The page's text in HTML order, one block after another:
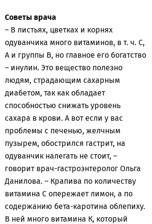
Советы врача
– В листьях, цветках и корнях
одуванчика много витаминов, в т. ч. С,
А и группы В, но главное его богатство
– инулин. Это вещество полезно
людям, страдающим сахарным
диабетом, так как обладает
способностью снижать уровень
сахара в крови. А вот если у вас
проблемы с печенью, желчным
пузырем, обострился гастрит, на
одуванчик налегать не стоит, –
говорит врач-гастроэнтеролог Ольга
Данилова. – Крапива по количеству
витамина С опережает лимон, а по
содержанию бета-каротина облепиху.
В ней много витамина К, который